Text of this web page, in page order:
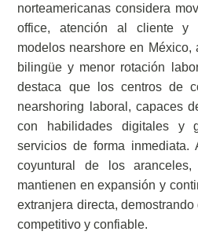
norteamericanas considera
office, atención al cliente y
modelos nearshore en México,
bilingüe y menor rotación
destaca que los centros de
nearshoring laboral, capaces
con habilidades digitales y
servicios de forma
coyuntural de los
mantienen en expansión y
extranjera directa,
competitivo y confiable.